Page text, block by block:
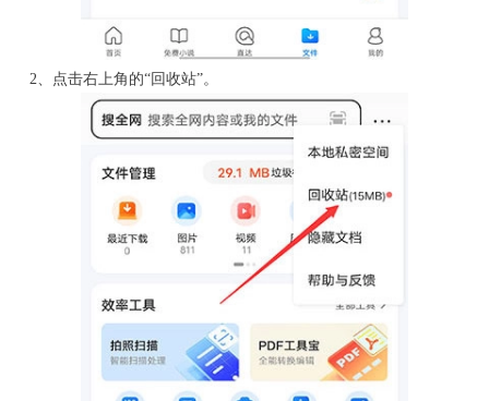
2、点击右上角的“回收站”。